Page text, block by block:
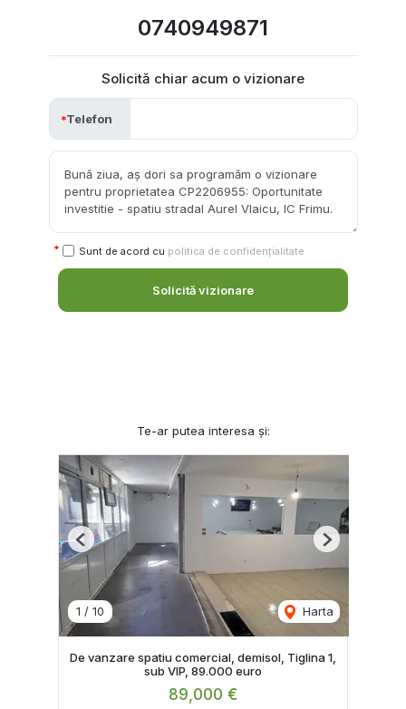
0740949871
Solicită chiar acum o vizionare
Telefon
Sunt de acord cu politica de confidențialitate
Solicită vizionare
Te-ar putea interesa și:
1 / 10 Harta
Previous Next
De vanzare spatiu comercial, demisol, Tiglina 1,
sub VIP, 89.000 euro
89,000 €